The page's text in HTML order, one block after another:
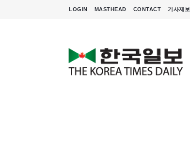
LOGIN MASTHEAD CONTACT 기사제보